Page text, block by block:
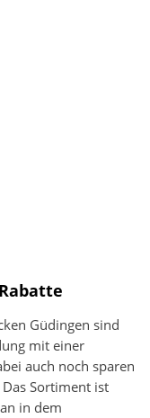
Güdingen sind
mit einer
auch noch sparen
Sortiment ist
in dem